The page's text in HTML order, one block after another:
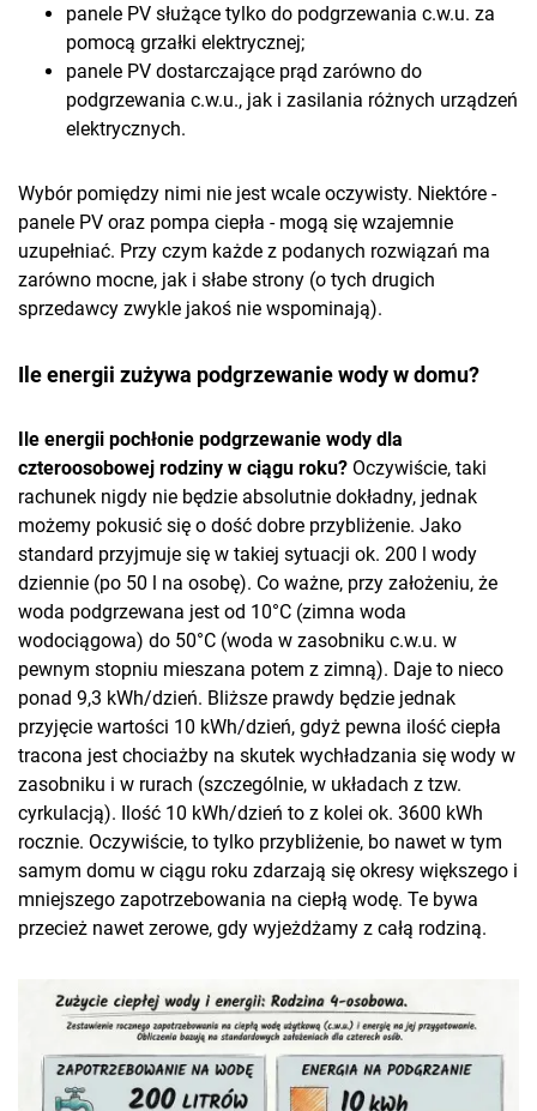
panele PV służące tylko do podgrzewania c.w.u. za
pomocą grzałki elektrycznej;
panele PV dostarczające prąd zarówno do
podgrzewania c.w.u., jak i zasilania różnych urządzeń
elektrycznych.
Wybór pomiędzy nimi nie jest wcale oczywisty. Niektóre -
panele PV oraz pompa ciepła - mogą się wzajemnie
uzupełniać. Przy czym każde z podanych rozwiązań ma
zarówno mocne, jak i słabe strony (o tych drugich
sprzedawcy zwykle jakoś nie wspominają).
Ile energii zużywa podgrzewanie wody w domu?
Ile energii pochłonie podgrzewanie wody dla
czteroosobowej rodziny w ciągu roku? Oczywiście, taki
rachunek nigdy nie będzie absolutnie dokładny, jednak
możemy pokusić się o dość dobre przybliżenie. Jako
standard przyjmuje się w takiej sytuacji ok. 200 l wody
dziennie (po 50 l na osobę). Co ważne, przy założeniu, że
woda podgrzewana jest od 10°C (zimna woda
wodociągowa) do 50°C (woda w zasobniku c.w.u. w
pewnym stopniu mieszana potem z zimną). Daje to nieco
ponad 9,3 kWh/dzień. Bliższe prawdy będzie jednak
przyjęcie wartości 10 kWh/dzień, gdyż pewna ilość ciepła
tracona jest chociażby na skutek wychładzania się wody w
zasobniku i w rurach (szczególnie, w układach z tzw.
cyrkulacją). Ilość 10 kWh/dzień to z kolei ok. 3600 kWh
rocznie. Oczywiście, to tylko przybliżenie, bo nawet w tym
samym domu w ciągu roku zdarzają się okresy większego i
mniejszego zapotrzebowania na ciepłą wodę. Te bywa
przecież nawet zerowe, gdy wyjeżdżamy z całą rodziną.